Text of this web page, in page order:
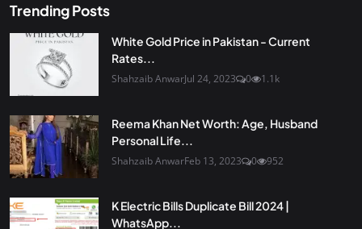
Trending Posts
White Gold Price in Pakistan - Current
Rates...
Shahzaib AnwarJul 24, 2023 0 1.1k
Reema Khan Net Worth: Age, Husband
Personal Life...
Shahzaib AnwarFeb 13, 2023 0 952
K Electric Bills Duplicate Bill 2024 |
WhatsApp...